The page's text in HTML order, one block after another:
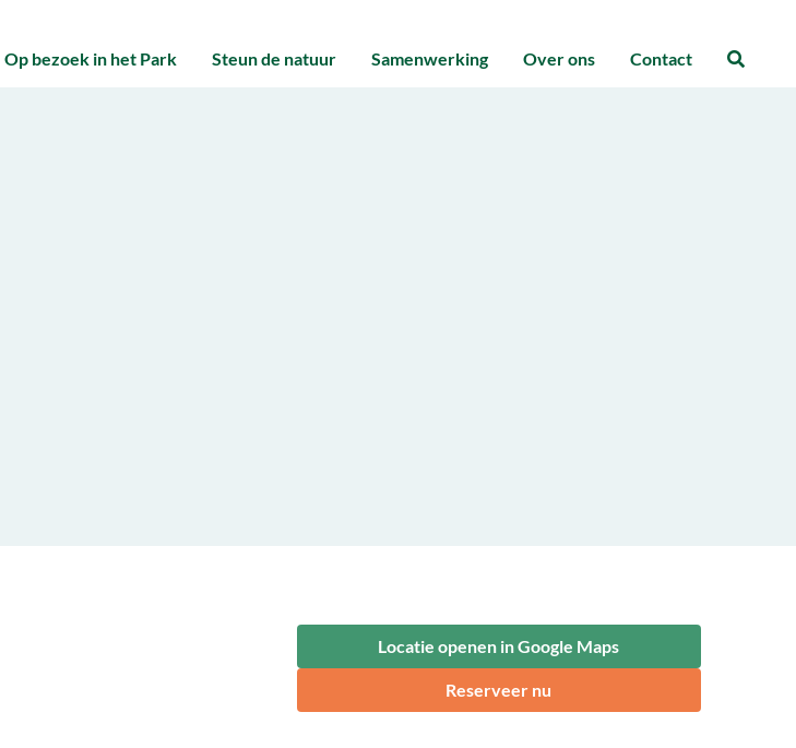
Op bezoek in het Park Steun de natuur Samenwerking Over ons Contact
Locatie openen in Google Maps
Reserveer nu